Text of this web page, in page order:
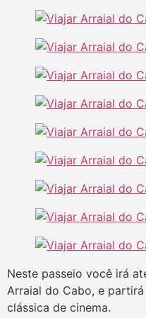
Neste passeio você irá
Arraial do Cabo, e
clássica de cinema.